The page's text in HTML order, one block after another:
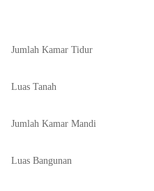
Jumlah Kamar Tidur
Luas Tanah
Jumlah Kamar Mandi
Luas Bangunan